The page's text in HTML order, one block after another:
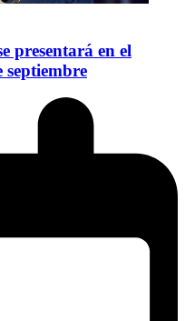
presentará en el
septiembre